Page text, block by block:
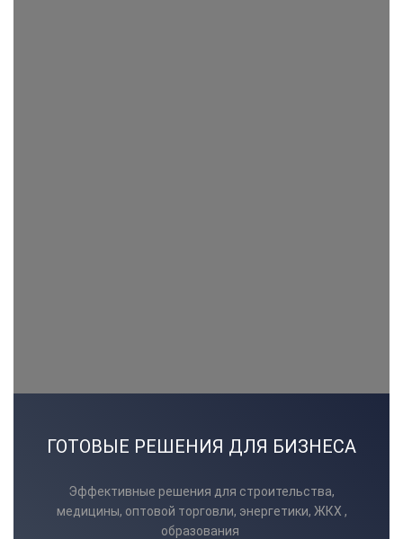
ГОТОВЫЕ РЕШЕНИЯ ДЛЯ БИЗНЕСА
Эффективные решения для строительства,
медицины, оптовой торговли, энергетики, ЖКХ ,
образования